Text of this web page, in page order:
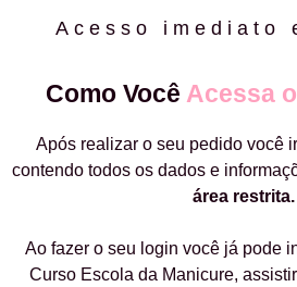
Acesso imediato
Como Você Acessa
Após realizar o seu pedido você
contendo todos os dados e
área restrita.
Ao fazer o seu login você já pode
Curso Escola da Manicure,